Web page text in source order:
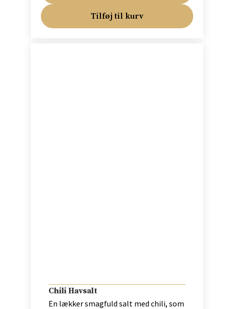
Tilføj til kurv
Chili Havsalt
En lækker smagfuld salt med chili, som